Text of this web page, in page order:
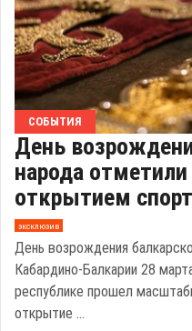
СОБЫТИЯ
День
народа
открытием
эксклюзив
День возрождения
Кабардино-Балкарии 28
республике прошел
открытие ...